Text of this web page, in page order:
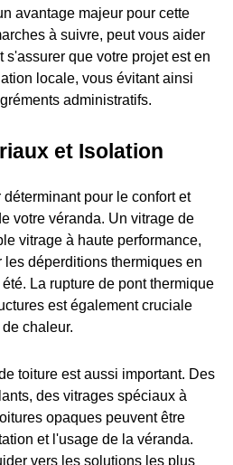
avantage majeur pour cette
à suivre, peut vous aider
s'assurer que votre projet est en
locale, vous évitant ainsi
administratifs.
et Isolation
pour le confort et
votre véranda. Un vitrage de
vitrage à haute performance,
déperditions thermiques en
La rupture de pont thermique
est également cruciale
chaleur.
toiture est aussi important. Des
des vitrages spéciaux à
opaques peuvent être
et l'usage de la véranda.
vers les solutions les plus